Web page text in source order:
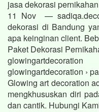
jasa dekorasi
11 Nov —
dekorasi di Bandung
apa keinginan client.
Paket Dekorasi
glowingartdecoration
glowingartdecoration ›
Glowing art decoration
mengkhususkan diri
dan cantik. Hubungi